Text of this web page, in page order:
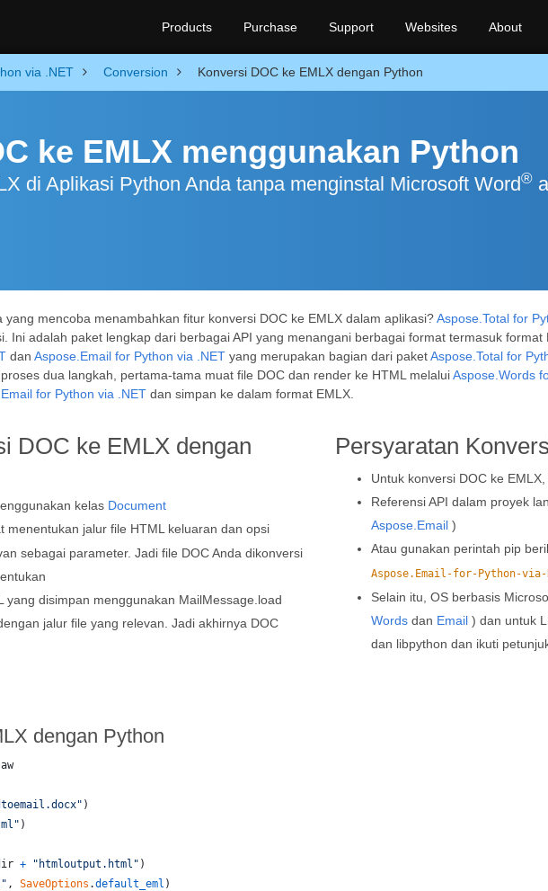
Products Purchase Support Websites About
via .NET Conversion Konversi DOC ke EMLX dengan Python
ke EMLX menggunakan Python
di Aplikasi Python Anda tanpa menginstal Microsoft Word®
mencoba menambahkan fitur konversi DOC ke EMLX dalam aplikasi?Aspose.Total for
Ini adalah paket lengkap dari berbagai API yang menangani berbagai format termasuk format
dan Aspose.Email for Python via .NET yang merupakan bagian dari paketAspose.Total for
dua langkah, pertama-tama muat file DOC dan render ke HTML melaluiAspose.Words
for Python via .NET dan simpan ke dalam format EMLX.
DOC ke EMLX dengan
kelas Document
menentukan jalur file HTML keluaran dan opsi
sebagai parameter. Jadi file DOC Anda dikonversi
yang disimpan menggunakan MailMessage.load
jalur file yang relevan. Jadi akhirnya DOC
Persyaratan
Untuk konversi DOC ke
Referensi API dalam proyek
Aspose.Email )
Atau gunakan perintah pip
Aspose.Email-for-Python-via-
Selain itu, OS berbasis
Words dan Email ) dan untuk
dan libpython dan ikuti
dengan Python
aw
)
)
+ "htmloutput.html" )
, SaveOptions .default_eml )